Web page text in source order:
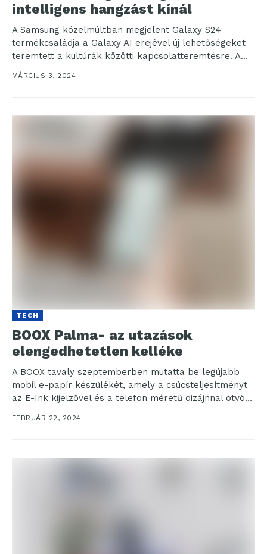
intelligens hangzást kínál
A Samsung közelmúltban megjelent Galaxy S24
termékcsaládja a Galaxy AI erejével új lehetőségeket
teremtett a kultúrák közötti kapcsolatteremtésre. A
biztonságos, készülékeken elérhető mesterséges...
MÁRCIUS 3, 2024
TECH
BOOX Palma- az utazások
elengedhetetlen kelléke
A BOOX tavaly szeptemberben mutatta be legújabb
mobil e-papír készülékét, amely a csúcsteljesítményt
az E-Ink kijelzővel és a telefon méretű dizájnnal ötvözi,
FEBRUÁR 22, 2024